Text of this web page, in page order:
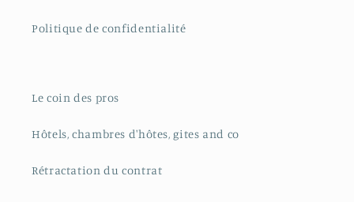
Politique de confidentialité
Le coin des pros
Hôtels, chambres d'hôtes, gites and co
Rétractation du contrat